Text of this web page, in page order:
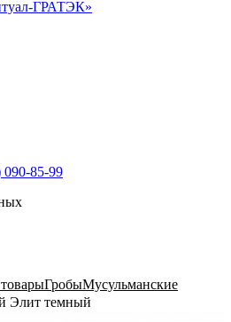
090-85-99
ГробыМусульманские
Элит темный